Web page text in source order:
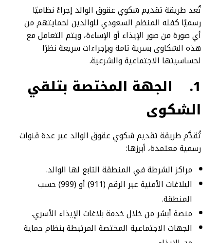
تُعد طريقة تقديم شكوي عقوق الوالد إجراءً نظاميًا
رسميًا كفله المنظم السعودي للوالدين لحمايتهم من
أي صورة من صور الإيذاء أو الإساءة، ويتم التعامل مع
هذه الشكاوى بسرية تامة وبإجراءات سريعة نظرًا
لحساسيتها الاجتماعية والشرعية.
1.
الجهة المختصة بتلقي
الشكوى
تُقدَّم طريقة تقديم شكوي عقوق الوالد عبر عدة قنوات
رسمية معتمدة، أبرزها:
مراكز الشرطة في المنطقة التابع لها الوالد.
البلاغات الأمنية عبر الرقم (911) أو (999) حسب
المنطقة.
منصة أبشر من خلال خدمة بلاغات الإيذاء الأسري.
الجهات الاجتماعية المختصة المرتبطة بنظام حماية